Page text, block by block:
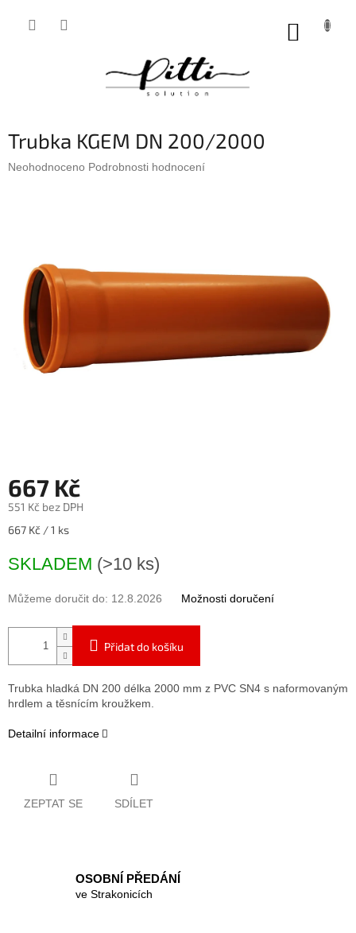
Trubka KGEM DN 200/2000
Průměrné
hvězdiček.
Neohodnoceno Podrobnosti hodnocení
667 Kč
551 Kč bez DPH
Měrná
667 Kč / 1 ks
SKLADEM (>10 ks)
Můžeme doručit do: 12.8.2026 Možnosti doručení
Přidat do košíku
Trubka hladká DN 200 délka 2000 mm z PVC SN4 s naformovaným
hrdlem a těsnícím kroužkem.
Detailní informace
ZEPTAT SE SDÍLET
OSOBNÍ PŘEDÁNÍ
ve Strakonicích